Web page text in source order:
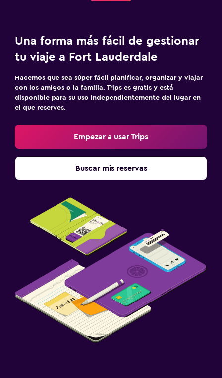
Una forma más fácil de gestionar
tu viaje a Fort Lauderdale
Hacemos que sea súper fácil planificar, organizar y viajar
con los amigos o la familia. Trips es gratis y está
disponible para su uso independientemente del lugar en
el que reserves.
Empezar a usar Trips
Buscar mis reservas